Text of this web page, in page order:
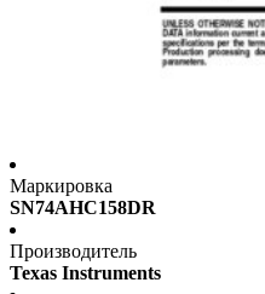
Маркировка
SN74AHC158DR
Производитель
Texas Instruments